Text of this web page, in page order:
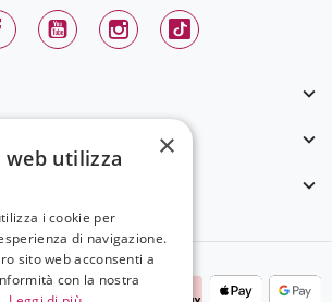
YouTube InstagramTikTok



×
utilizza
i cookie per
di navigazione.
sito web acconsenti a
con la nostra